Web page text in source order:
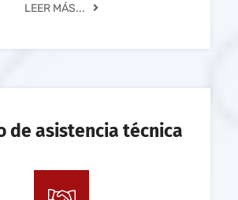
LEER MÁS...
de asistencia técnica